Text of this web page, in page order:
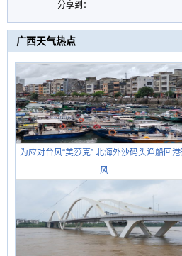
分享到：
广西天气热点
为应对台风“美莎克” 北海外沙码头渔船回港
风